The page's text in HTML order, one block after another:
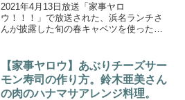
2021年4月13日放送「家事ヤロ
ウ！！！」で放送された、浜名ランチさ
んが披露した旬の春キャベツを使った
ま料理。バイトしすぎて料理が異常に得
意になった芸人2組、芸人界N...
【家事ヤロウ】あぶりチーズサー
モン寿司の作り方。鈴木亜美さん
の肉のハナマサアレンジ料理。